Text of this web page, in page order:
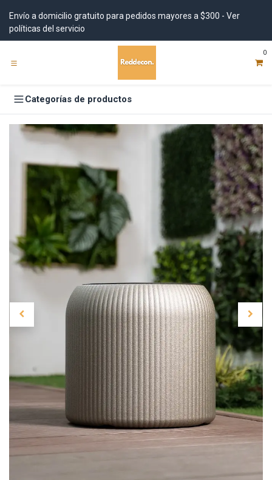
Envío a domicilio gratuito para pedidos mayores a $300 - Ver
políticas del servicio
0
Categorías de productos